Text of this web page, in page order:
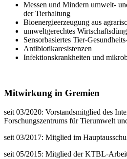
Messen und Mindern umwelt-
der Tierhaltung
Bioenergieerzeugung aus
umweltgerechtes
Sensorbasiertes Tier-
Antibiotikaresistenzen
Infektionskrankheiten und
Mitwirkung in Gremien
seit 03/2020: Vorstandsmitglied des
Forschungszentrums für Tierumwelt
seit 03/2017: Mitglied im
seit 05/2015: Mitglied der KTBL-